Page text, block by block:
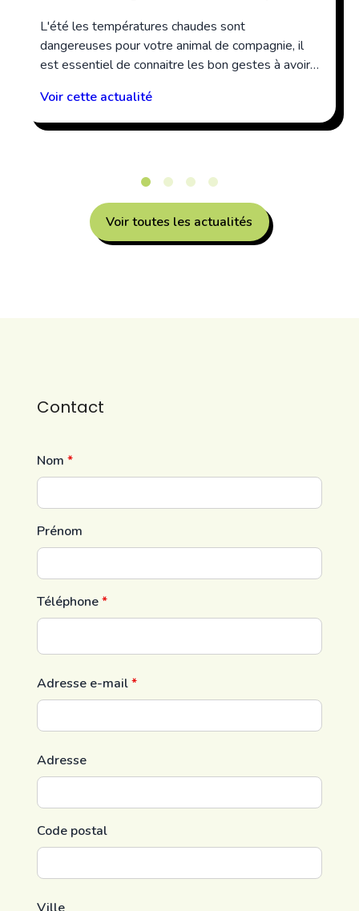
son chien et/ou son chat en
cas de fortes chaleurs
L'été les températures chaudes sont
dangereuses pour votre animal de compagnie, il
est essentiel de connaitre les bon gestes à avoir,
Voir cette actualité
Voir toutes les actualités
Contact
Nom *
Prénom
Téléphone*
Adresse e-mail*
Adresse
Code postal